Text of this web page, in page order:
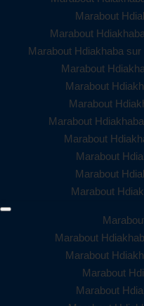
Marabout
Marabout
Marabout Hdiakhaba
Marabout
Marabout
Marabout
Marabout
Marabout
Marabout
Marabout
Marabout
Marabout
Marabout
Marabout
Marabout